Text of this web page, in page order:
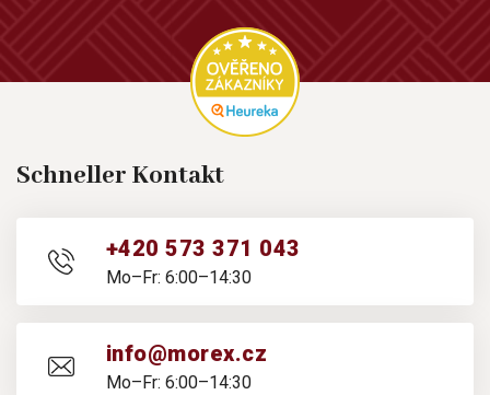
Schneller Kontakt
+420 573 371 043
Mo–Fr: 6:00–14:30
info@morex.cz
Mo–Fr: 6:00–14:30